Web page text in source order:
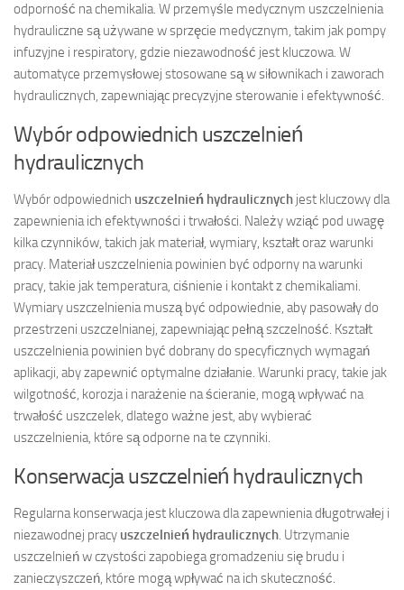
odporność na chemikalia. W przemyśle medycznym uszczelnienia
hydrauliczne są używane w sprzęcie medycznym, takim jak pompy
infuzyjne i respiratory, gdzie niezawodność jest kluczowa. W
automatyce przemysłowej stosowane są w siłownikach i zaworach
hydraulicznych, zapewniając precyzyjne sterowanie i efektywność.
Wybór odpowiednich uszczelnień
hydraulicznych
Wybór odpowiednich uszczelnień hydraulicznych jest kluczowy dla
zapewnienia ich efektywności i trwałości. Należy wziąć pod uwagę
kilka czynników, takich jak materiał, wymiary, kształt oraz warunki
pracy. Materiał uszczelnienia powinien być odporny na warunki
pracy, takie jak temperatura, ciśnienie i kontakt z chemikaliami.
Wymiary uszczelnienia muszą być odpowiednie, aby pasowały do
przestrzeni uszczelnianej, zapewniając pełną szczelność. Kształt
uszczelnienia powinien być dobrany do specyficznych wymagań
aplikacji, aby zapewnić optymalne działanie. Warunki pracy, takie jak
wilgotność, korozja i narażenie na ścieranie, mogą wpływać na
trwałość uszczelek, dlatego ważne jest, aby wybierać
uszczelnienia, które są odporne na te czynniki.
Konserwacja uszczelnień hydraulicznych
Regularna konserwacja jest kluczowa dla zapewnienia długotrwałej i
niezawodnej pracy uszczelnień hydraulicznych. Utrzymanie
uszczelnień w czystości zapobiega gromadzeniu się brudu i
zanieczyszczeń, które mogą wpływać na ich skuteczność.